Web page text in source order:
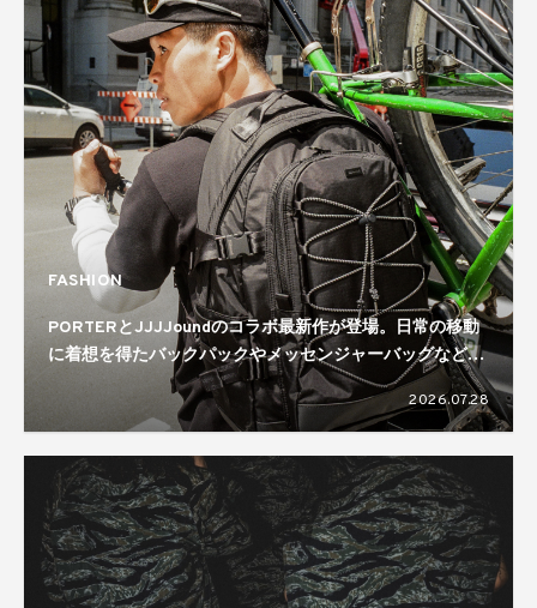
FASHION
PORTERとJJJJoundのコラボ最新作が登場。日常の移動
に着想を得たバックパックやメッセンジャーバッグなどを
ラインナップ
2026.07.28